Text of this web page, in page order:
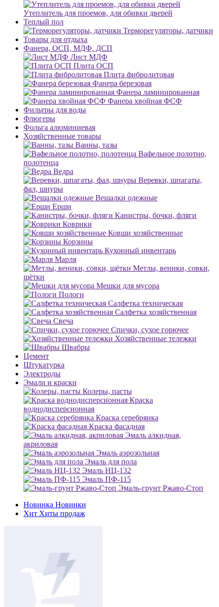
Утеплитель для проемов, для обивки дверей
Теплый пол
Терморегуляторы, датчики
Товары для отдыха
Фанера, ОСП, МДФ, ДСП
Лист МДФ
Плита ОСП
Плита фибролитовая
Фанера березовая
Фанера ламинированная
Фанера хвойная ФСФ
Фильтры для воды
Флюгеры
Фольга алюминиевая
Хозяйственные товары
Ванны, тазы
Вафельное полотно,
полотенца
Ведра
Веревки, шпагаты,
фал, шнуры
Вешалки одежные
Ерши
Канистры, бочки, фляги
Коврики
Ковши хозяйственные
Корзины
Кухонный инвентарь
Марля
Метлы, веники, совки,
щётки
Мешки для мусора
Пологи
Салфетка техническая
Салфетка хозяйственная
Свеча
Спички, сухое горючее
Хозяйственные тележки
Швабры
Цемент
Штукатурка
Электроды
Эмали и краски
Колеры, пасты
Краска
воднодисперсионная
Краска серебрянка
Краска фасадная
Эмаль алкидная,
акриловая
Эмаль аэрозольная
Эмаль для пола
Эмаль НЦ-132
Эмаль ПФ-115
Эмаль-грунт Ржаво-Стоп
Новинка Новинки
Хит Хиты продаж